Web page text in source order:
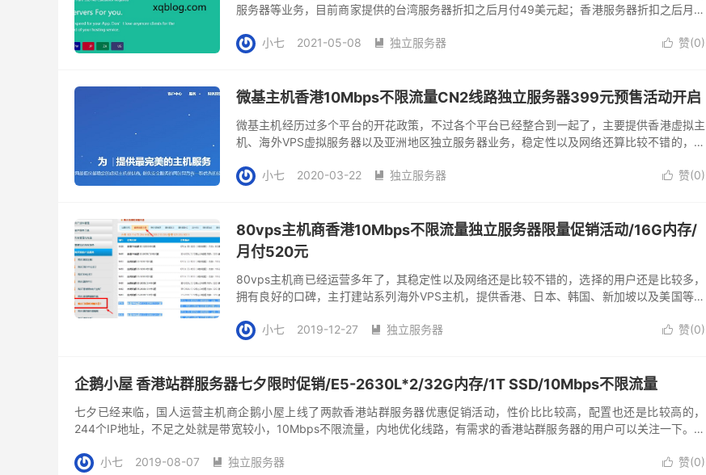
服务器等业务，目前商家提供的台湾服务器折扣之后月付49美元起；香港服务器折扣之后月付
 赞(0)
小七 2021-05-08  独立服务器
微基主机香港10Mbps不限流量CN2线路独立服务器399元预售活动开启
微基主机经历过多个平台的开花政策，不过各个平台已经整合到一起了，主要提供香港虚拟主
机、海外VPS虚拟服务器以及亚洲地区独立服务器业务，稳定性以及网络还算比较不错的，适
 赞(0)
小七 2020-03-22  独立服务器
80vps主机商香港10Mbps不限流量独立服务器限量促销活动/16G内存/
月付520元
80vps主机商已经运营多年了，其稳定性以及网络还是比较不错的，选择的用户还是比较多，
拥有良好的口碑，主打建站系列海外VPS主机，提供香港、日本、韩国、新加坡以及美国等地
 赞(0)
小七 2019-12-27  独立服务器
企鹅小屋 香港站群服务器七夕限时促销/E5-2630L*2/32G内存/1T SSD/10Mbps不限流量
七夕已经来临，国人运营主机商企鹅小屋上线了两款香港站群服务器优惠促销活动，性价比比较高，配置也还是比较高的，
244个IP地址，不足之处就是带宽较小，10Mbps不限流量，内地优化线路，有需求的香港站群服务器的用户可以关注一下。另
 赞(0)
小七 2019-08-07  独立服务器